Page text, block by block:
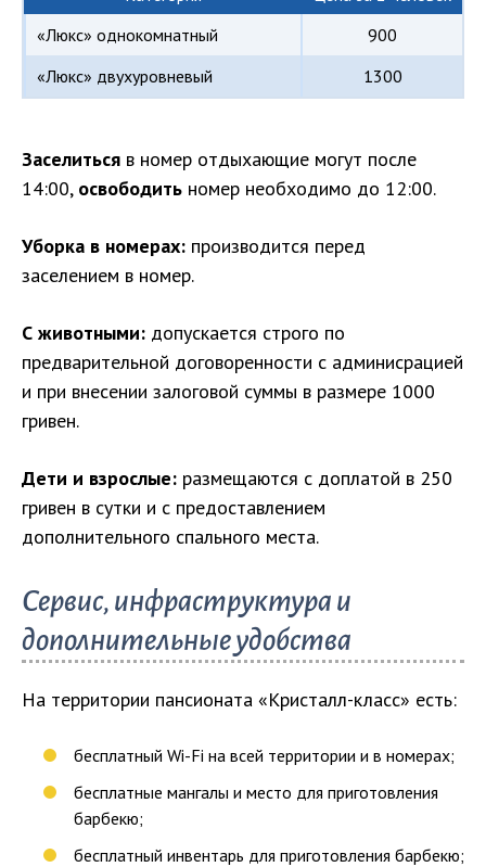
«Люкс» однокомнатный
900
«Люкс» двухуровневый
1300
Заселиться в номер отдыхающие могут после
14:00, освободить номер необходимо до 12:00.
Уборка в номерах: производится перед
заселением в номер.
С животными: допускается строго по
предварительной договоренности с админисрацией
и при внесении залоговой суммы в размере 1000
гривен.
Дети и взрослые: размещаются с доплатой в 250
гривен в сутки и с предоставлением
дополнительного спального места.
Сервис, инфраструктура и
дополнительные удобства
На территории пансионата «Кристалл-класс» есть:
бесплатный Wi-Fi на всей территории и в номерах;
бесплатные мангалы и место для приготовления
барбекю;
бесплатный инвентарь для приготовления барбекю;